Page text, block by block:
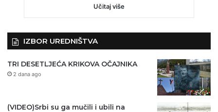
Učitaj više
IZBOR UREDNIŠTVA
TRI DESETLJEĆA KRIKOVA OČAJNIKA
2 dana ago
(VIDEO)Srbi su ga mučili i ubili na